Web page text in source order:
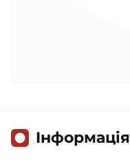
Iнформація